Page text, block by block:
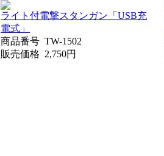
ライト付電撃スタンガン「USB充
電式」
商品番号 TW-1502
販売価格 2,750円